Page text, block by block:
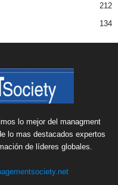
212
134
lo mejor del managment
lo mas destacados expertos
de líderes globales.